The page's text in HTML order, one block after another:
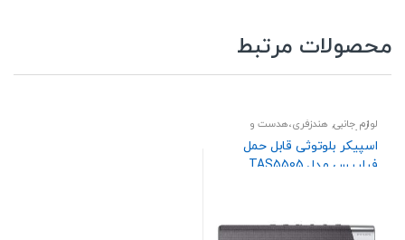
محصولات مرتبط
لوازم جانبی, هندزفری،هدست و
اسپیکر
اسپیکر بلوتوثی قابل حمل
فیلیپس مدل TAS5505